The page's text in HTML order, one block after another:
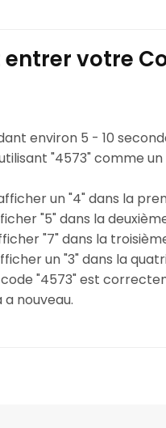
votre
environ 5 - 10
"4573" comme
un "4" dans la
"5" dans la
"7" dans la
un "3" dans la
"4573" est
nouveau.